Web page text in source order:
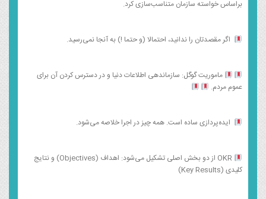
براساس خواسته سازمان متناسب‌سازی کرد.
اگر مقصدتان را ندانید، احتمالا (و حتما !) به آنجا نمی‌رسید.
ماموریت گوگل: سازماندهی اطلاعات دنیا و در دسترس کردن آن برای
عموم مردم.
ایده‌پردازی ساده است. همه چیز در اجرا خلاصه می‌شود.
OKR از دو بخش اصلی تشکیل می‌شود: اهداف (Objectives) و نتایج
کلیدی (Key Results)